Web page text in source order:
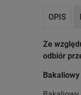
OPIS
Ze
odbiór